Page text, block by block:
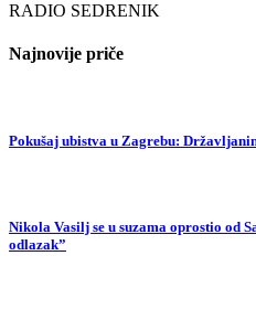
RADIO SEDRENIK
Najnovije priče
Pokušaj ubistva u Zagrebu:
Nikola Vasilj se u suzama oprostio od
odlazak”